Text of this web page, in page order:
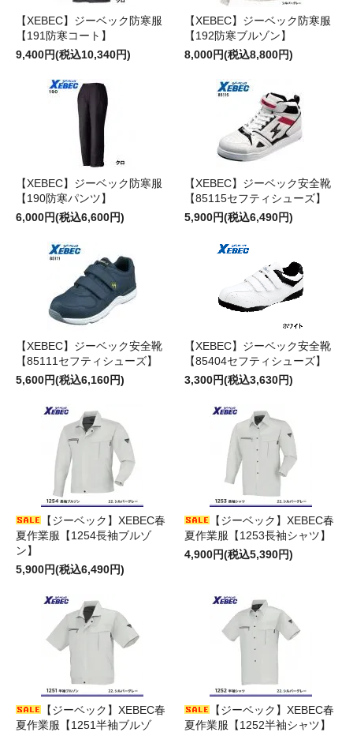
【XEBEC】ジーベック防寒服
【191防寒コート】
9,400円(税込10,340円)
【XEBEC】ジーベック防寒服
【192防寒ブルゾン】
8,000円(税込8,800円)
【XEBEC】ジーベック防寒服
【190防寒パンツ】
6,000円(税込6,600円)
【XEBEC】ジーベック安全靴
【85115セフティシューズ】
5,900円(税込6,490円)
【XEBEC】ジーベック安全靴
【85111セフティシューズ】
5,600円(税込6,160円)
【XEBEC】ジーベック安全靴
【85404セフティシューズ】
3,300円(税込3,630円)
【ジーベック】XEBEC春
夏作業服【1254長袖ブルゾ
ン】
5,900円(税込6,490円)
【ジーベック】XEBEC春
夏作業服【1253長袖シャツ】
4,900円(税込5,390円)
【ジーベック】XEBEC春
夏作業服【1251半袖ブルゾ
【ジーベック】XEBEC春
夏作業服【1252半袖シャツ】